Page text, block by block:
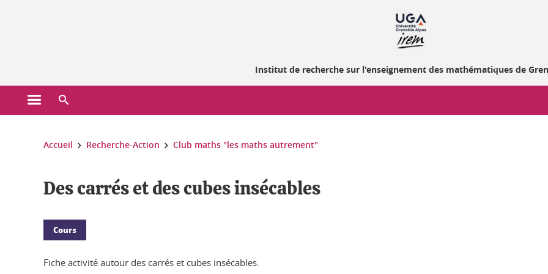
Institut de recherche sur l'enseignement des mathématiques de
Ouvrir le menu principal
Vous êtes ici :
Accueil Recherche-Action Club maths "les maths autrement"
Des carrés et des cubes insécables
Cours
Fiche activité autour des carrés et cubes insécables.